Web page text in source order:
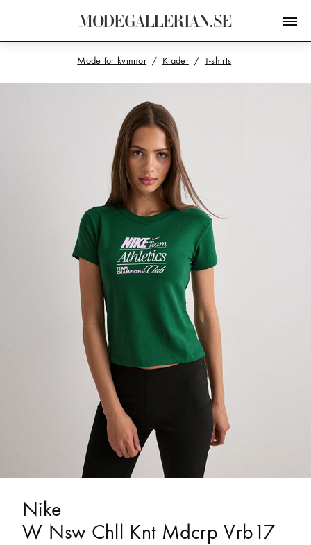
MODEGALLERIAN.SE
Mode för kvinnor Kläder T-shirts
Nike
W Nsw Chll Knt Mdcrp Vrb17